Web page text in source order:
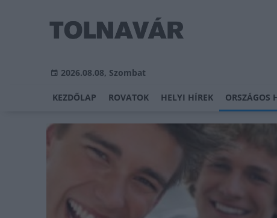
2026.08.08, Szombat
KEZDŐLAP ROVATOK HELYI HÍREK ORSZÁGOS